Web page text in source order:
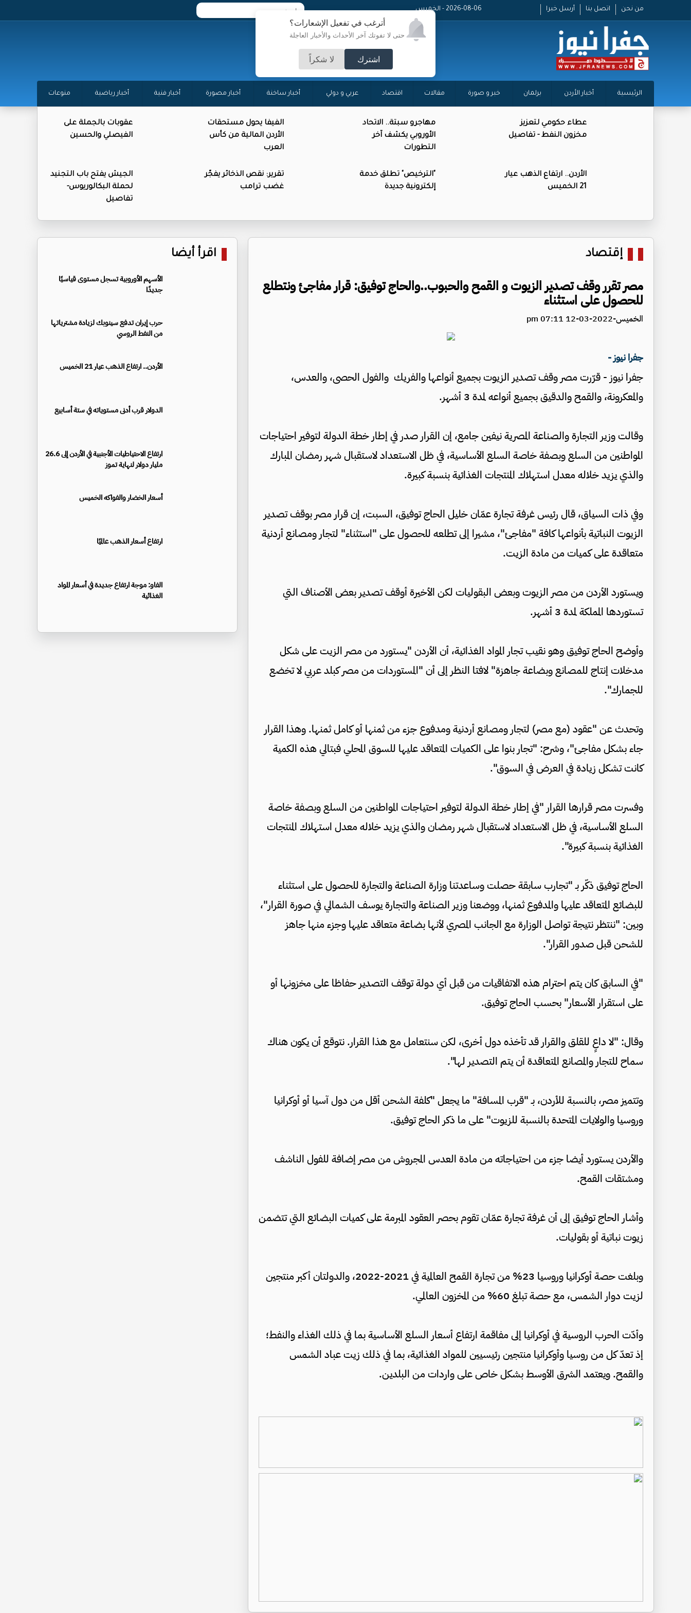
أترغب في تفعيل الإشعارات؟
حتى لا تفوتك آخر الأحداث والأخبار العاجلة
اشترك لا شكراً
من نحن اتصل بنا أرسل خبرا 2026-08-06 - الخميس
الرئيسية أخبار الأردن برلمان خبر و صورة مقالات اقتصاد عربي و دولي أخبار ساخنة أخبار مصورة أخبار فنية أخبار رياضية منوعات
عطاء حكومي لتعزيز
مخزون النفط - تفاصيل
مهاجرو سبتة.. الاتحاد
الأوروبي يكشف آخر
التطورات
الفيفا يحول مستحقات
الأردن المالية من كأس
العرب
عقوبات بالجملة على
الفيصلي والحسين
الأردن.. ارتفاع الذهب عيار
21 الخميس
"الترخيص" تطلق خدمة
إلكترونية جديدة
تقرير: نقص الذخائر يفجّر
غضب ترامب
الجيش يفتح باب التجنيد
لحملة البكالوريوس-
تفاصيل
إقتصاد
مصر تقرر وقف تصدير الزيوت و القمح والحبوب..والحاج توفيق: قرار مفاجئ ونتطلع
للحصول على استثناء
الخميس-2022-03-12 07:11 pm
جفرا نيوز -
جفرا نيوز - قرّرت مصر وقف تصدير الزيوت بجميع أنواعها والفريك والفول الحصى، والعدس،
والمعكرونة، والقمح والدقيق بجميع أنواعه لمدة 3 أشهر.
وقالت وزير التجارة والصناعة المصرية نيفين جامع، إن القرار صدر في إطار خطة الدولة لتوفير احتياجات
المواطنين من السلع وبصفة خاصة السلع الأساسية، في ظل الاستعداد لاستقبال شهر رمضان المبارك
والذي يزيد خلاله معدل استهلاك المنتجات الغذائية بنسبة كبيرة.
وفي ذات السياق، قال رئيس غرفة تجارة عمّان خليل الحاج توفيق، السبت، إن قرار مصر بوقف تصدير
الزيوت النباتية بأنواعها كافة "مفاجئ"، مشيرا إلى تطلعه للحصول على "استثناء" لتجار ومصانع أردنية
متعاقدة على كميات من مادة الزيت.
ويستورد الأردن من مصر الزيوت وبعض البقوليات لكن الأخيرة أوقف تصدير بعض الأصناف التي
تستوردها المملكة لمدة 3 أشهر.
وأوضح الحاج توفيق وهو نقيب تجار المواد الغذائية، أن الأردن "يستورد من مصر الزيت على شكل
مدخلات إنتاج للمصانع وبضاعة جاهزة" لافتا النظر إلى أن "المستوردات من مصر كبلد عربي لا تخضع
للجمارك".
وتحدث عن "عقود (مع مصر) لتجار ومصانع أردنية ومدفوع جزء من ثمنها أو كامل ثمنها. وهذا القرار
جاء بشكل مفاجئ"، وشرح: "تجار بنوا على الكميات المتعاقد عليها للسوق المحلي فبتالي هذه الكمية
كانت تشكل زيادة في العرض في السوق".
وفسرت مصر قرارها القرار "في إطار خطة الدولة لتوفير احتياجات المواطنين من السلع وبصفة خاصة
السلع الأساسية، في ظل الاستعداد لاستقبال شهر رمضان والذي يزيد خلاله معدل استهلاك المنتجات
الغذائية بنسبة كبيرة".
الحاج توفيق ذكّر بـ "تجارب سابقة حصلت وساعدتنا وزارة الصناعة والتجارة للحصول على استثناء
للبضائع المتعاقد عليها والمدفوع ثمنها، ووضعنا وزير الصناعة والتجارة يوسف الشمالي في صورة القرار"،
وبين: "ننتظر نتيجة تواصل الوزارة مع الجانب المصري لأنها بضاعة متعاقد عليها وجزء منها جاهز
للشحن قبل صدور القرار".
"في السابق كان يتم احترام هذه الاتفاقيات من قبل أي دولة توقف التصدير حفاظا على مخزونها أو
على استقرار الأسعار" بحسب الحاج توفيق.
وقال: "لا داعٍ للقلق والقرار قد تأخذه دول أخرى، لكن سنتعامل مع هذا القرار. نتوقع أن يكون هناك
سماح للتجار والمصانع المتعاقدة أن يتم التصدير لها".
وتتميز مصر، بالنسبة للأردن، بـ "قرب المسافة" ما يجعل "كلفة الشحن أقل من دول آسيا أو أوكرانيا
وروسيا والولايات المتحدة بالنسبة للزيوت" على ما ذكر الحاج توفيق.
والأردن يستورد أيضا جزء من احتياجاته من مادة العدس المجروش من مصر إضافة للفول الناشف
ومشتقات القمح.
وأشار الحاج توفيق إلى أن غرفة تجارة عمّان تقوم بحصر العقود المبرمة على كميات البضائع التي تتضمن
زيوت نباتية أو بقوليات.
وبلغت حصة أوكرانيا وروسيا 23% من تجارة القمح العالمية في 2021-2022، والدولتان أكبر منتجين
لزيت دوار الشمس، مع حصة تبلغ 60% من المخزون العالمي.
وأدّت الحرب الروسية في أوكرانيا إلى مفاقمة ارتفاع أسعار السلع الأساسية بما في ذلك الغذاء والنفط؛
إذ تعدّ كل من روسيا وأوكرانيا منتجين رئيسيين للمواد الغذائية، بما في ذلك زيت عباد الشمس
والقمح. ويعتمد الشرق الأوسط بشكل خاص على واردات من البلدين.
اقرأ أيضا
الأسهم الأوروبية تسجل مستوى قياسيًا
جديدًا
حرب إيران تدفع سينوبك لزيادة مشترياتها
من النفط الروسي
الأردن.. ارتفاع الذهب عيار 21 الخميس
الدولار قرب أدنى مستوياته في ستة أسابيع
ارتفاع الاحتياطيات الأجنبية في الأردن إلى 26.6
مليار دولار لنهاية تموز
أسعار الخضار والفواكه الخميس
ارتفاع أسعار الذهب عالميًا
الفاو: موجة ارتفاع جديدة في أسعار المواد
الغذائية